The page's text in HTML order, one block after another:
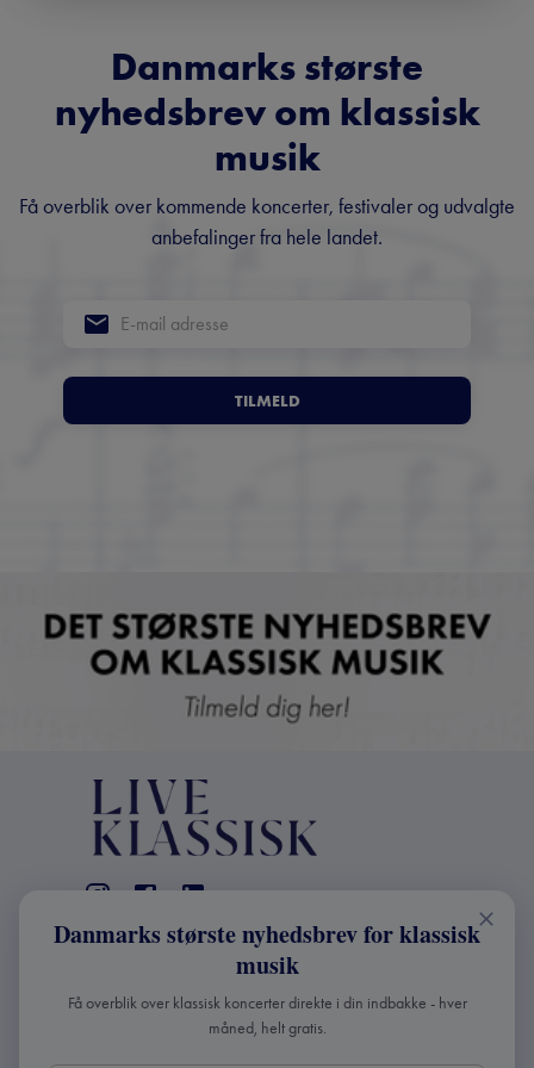
Danmarks største
nyhedsbrev om klassisk
musik
Få overblik over kommende koncerter, festivaler og udvalgte
anbefalinger fra hele landet.
TILMELD
KONTAKT
info@liveklassisk.dk
Danmarks største nyhedsbrev for klassisk
musik
Få overblik over klassisk koncerter direkte i din indbakke - hver
måned, helt gratis.